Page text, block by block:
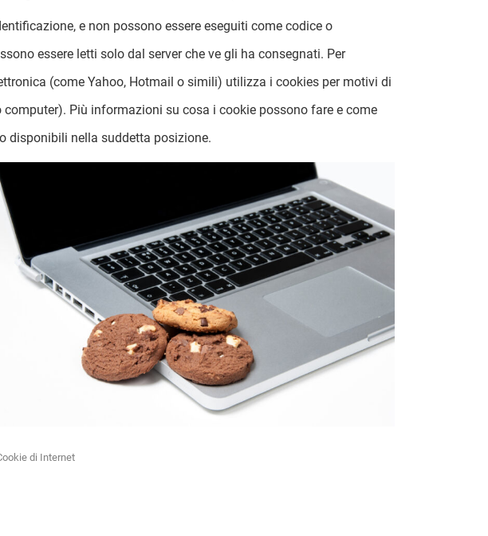
e non possono essere eseguiti come codice o
essere letti solo dal server che ve gli ha consegnati. Per
(come Yahoo, Hotmail o simili) utilizza i cookies per motivi di
Più informazioni su cosa i cookie possono fare e come
disponibili nella suddetta posizione.
di Internet